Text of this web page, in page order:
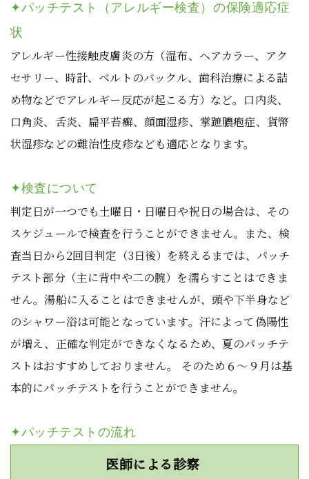
✦パッチテスト（アレルギー検査）の保険適応症
状
アレルギー性接触皮膚炎の方（湿布、ヘアカラー、アク
セサリー、時計、ベルトのバックル、歯科治療による詰
め物などでアレルギー反応が起こる方）など。口内炎、
口角炎、舌炎、扁平苔癬、顔面湿疹、掌蹠膿疱症、貨幣
状湿疹などの難治性皮疹なども適応となります。
✦検査について
判定日が一つでも土曜日・日曜日や祝日の場合は、その
スケジュールで検査を行うことができません。また、検
査当日から2回目判定（3日後）を終えるまでは、パッチ
テスト部分（主に背中や二の腕）を濡らすことはできま
せん。湯船に入ることはできませんが、頭や下半身など
のシャワー浴は可能となっています。汗によって偽陽性
が増え、正確な判定ができなくなるため、夏のパッチテ
ストはおすすめしておりません。 そのため６～９月は基
本的にパッチテストを行うことができません。
✦パッチテストの流れ
医師による診察